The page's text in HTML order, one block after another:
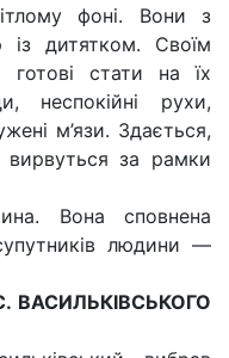
фоні. Вони з
із дитятком. Своїм
стати на їх
неспокійні рухи,
м’язи. Здається,
за рамки
Вона сповнена
людини —
ВАСИЛЬКІВСЬКОГО